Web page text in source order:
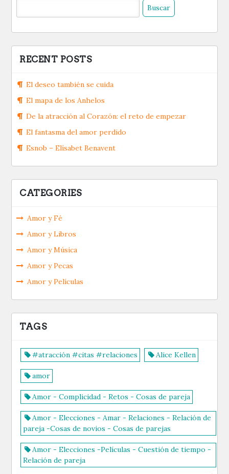
RECENT POSTS
El deseo también se cuida
El mapa de los Anhelos
De la atracción al Corazón: el reto de empezar
El fantasma del amor perdido
Esnob – Elísabet Benavent
CATEGORIES
Amor y Fé
Amor y Libros
Amor y Música
Amor y Pecas
Amor y Películas
TAGS
#atracción #citas #relaciones Alice Kellen
amor
Amor - Complicidad - Retos - Cosas de pareja
Amor - Elecciones - Amar - Relaciones - Relación de
pareja -Cosas de novios - Cosas de parejas
Amor - Elecciones -Películas - Cuestión de tiempo -
Relación de pareja